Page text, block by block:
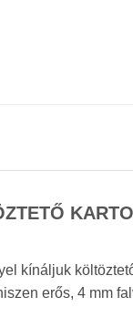
kínáljuk
erős, 4 mm